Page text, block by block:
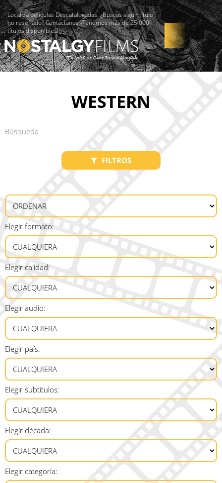
Localiza películas Descatalogadas. ¿Buscas algún título
no reseñado? Contáctanos -Tenemos más de 25.000
títulos disponibles!
WESTERN
FILTROS
Elegir formato:
Elegir calidad:
Elegir audio:
Elegir país:
Elegir subtítulos:
Elegir década:
Elegir categoría: